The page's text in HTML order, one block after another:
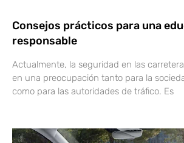
Consejos prácticos para una
responsable
Actualmente, la seguridad en las
en una preocupación tanto para la
como para las autoridades de tráfico. Es